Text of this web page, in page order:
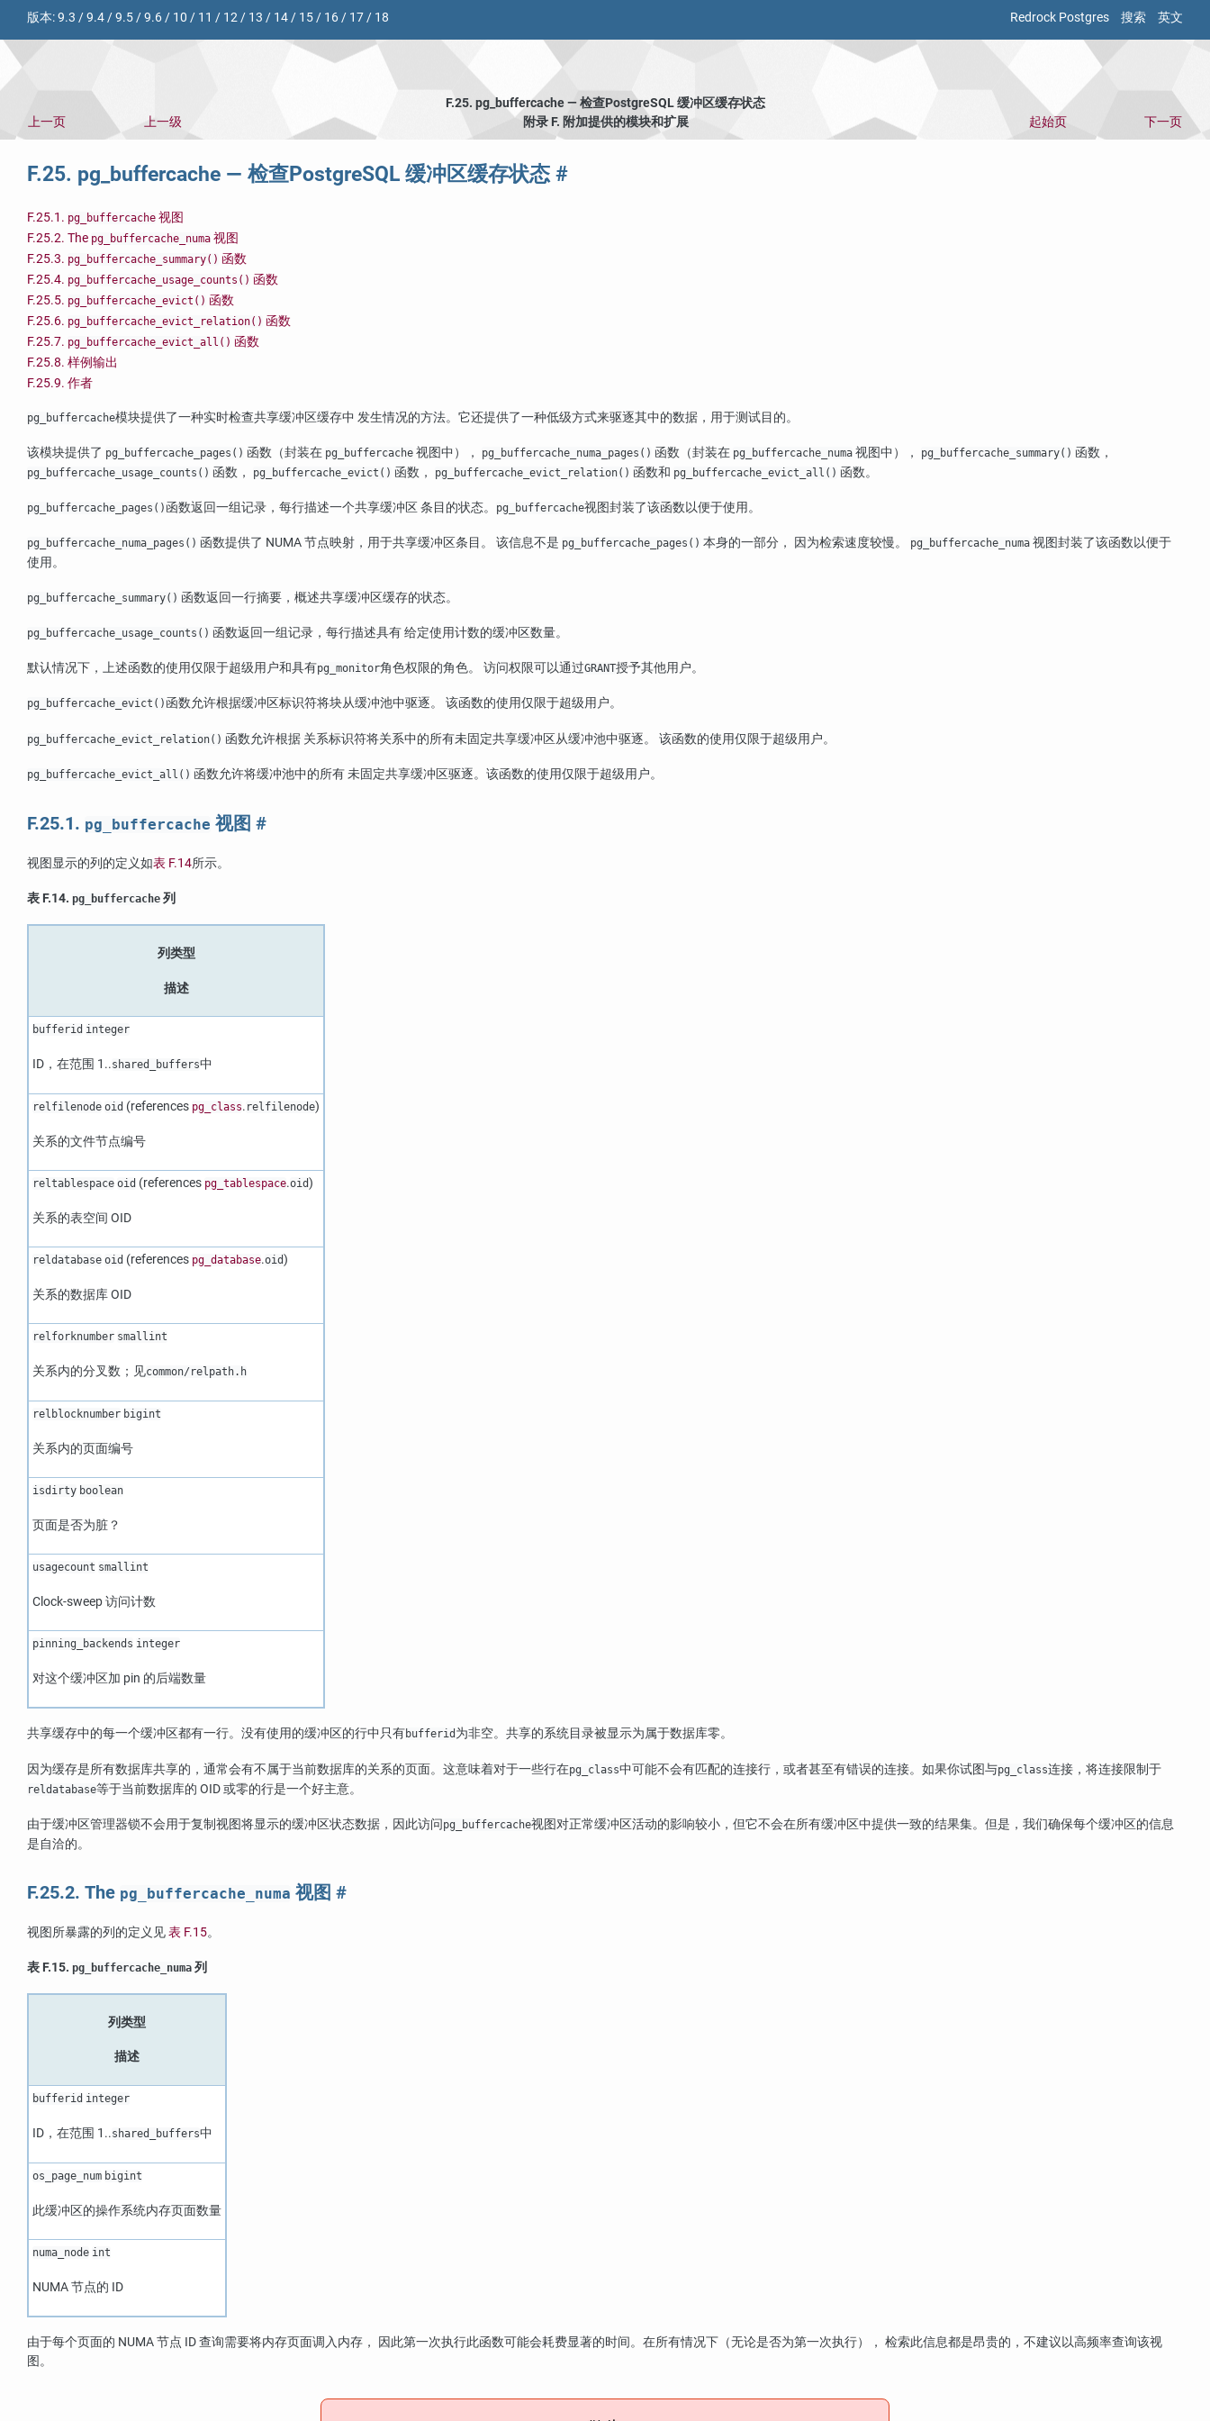
Redrock Postgres 搜索 英文
版本:9.3 /9.4/9.5/9.6/ 10 / 11 / 12/ 13 / 14/ 15/ 16/ 17/ 18
F.25. pg_buffercache — 检查PostgreSQL缓冲区缓存状态
上一页
上一级 附录 F. 附加提供的模块和扩展 起始页 下一页
F.25. pg_buffercache — 检查PostgreSQL 缓冲区缓存状态 #
F.25.1. pg_buffercache 视图
F.25.2. The pg_buffercache_numa 视图
F.25.3. pg_buffercache_summary() 函数
F.25.4. pg_buffercache_usage_counts() 函数
F.25.5. pg_buffercache_evict() 函数
F.25.6. pg_buffercache_evict_relation() 函数
F.25.7. pg_buffercache_evict_all() 函数
F.25.8. 样例输出
F.25.9. 作者
pg_buffercache模块提供了一种实时检查共享缓冲区缓存中 发生情况的方法。它还提供了一种低级方式来驱逐其中的数据，用于测试目的。
该模块提供了 pg_buffercache_pages() 函数（封装在 pg_buffercache 视图中）， pg_buffercache_numa_pages() 函数（封装在 pg_buffercache_numa 视图中）， pg_buffercache_summary() 函数，
pg_buffercache_usage_counts() 函数， pg_buffercache_evict() 函数， pg_buffercache_evict_relation() 函数和 pg_buffercache_evict_all() 函数。
pg_buffercache_pages() 函数返回一组记录，每行描述一个共享缓冲区 条目的状态。 pg_buffercache视图封装了该函数以便于使用。
pg_buffercache_numa_pages() 函数提供了 NUMA节点映射，用于共享缓冲区条目。 该信息不是 pg_buffercache_pages() 本身的一部分， 因为检索速度较慢。 pg_buffercache_numa 视图封装了该函数以便于
使用。
pg_buffercache_summary() 函数返回一行摘要，概述共享缓冲区缓存的状态。
pg_buffercache_usage_counts() 函数返回一组记录，每行描述具有 给定使用计数的缓冲区数量。
默认情况下，上述函数的使用仅限于超级用户和具有pg_monitor角色权限的角色。 访问权限可以通过GRANT授予其他用户。
pg_buffercache_evict() 函数允许根据缓冲区标识符将块从缓冲池中驱逐。 该函数的使用仅限于超级用户。
pg_buffercache_evict_relation() 函数允许根据 关系标识符将关系中的所有未固定共享缓冲区从缓冲池中驱逐。 该函数的使用仅限于超级用户。
pg_buffercache_evict_all() 函数允许将缓冲池中的所有 未固定共享缓冲区驱逐。该函数的使用仅限于超级用户。
F.25.1. pg_buffercache 视图 #
视图显示的列的定义如表 F.14所示。
表 F.14. pg_buffercache 列
列类型
描述
bufferid integer
ID，在范围 1..shared_buffers中
relfilenode oid(references pg_class. relfilenode)
关系的文件节点编号
reltablespace oid(references pg_tablespace.oid)
关系的表空间 OID
reldatabase oid(references pg_database.oid)
关系的数据库 OID
relforknumber smallint
关系内的分叉数；见common/relpath.h
relblocknumber bigint
关系内的页面编号
isdirty boolean
页面是否为脏？
usagecount smallint
Clock-sweep 访问计数
pinning_backends integer
对这个缓冲区加 pin 的后端数量
共享缓存中的每一个缓冲区都有一行。没有使用的缓冲区的行中只有bufferid 为非空。共享的系统目录被显示为属于数据库零。
因为缓存是所有数据库共享的，通常会有不属于当前数据库的关系的页面。这意味着对于一些行在pg_class中可能不会有匹配的连接行，或者甚至有错误的连接。如果你试图与pg_class连接，将连接限制于
reldatabase等于当前数据库的 OID 或零的行是一个好主意。
由于缓冲区管理器锁不会用于复制视图将显示的缓冲区状态数据，因此访问pg_buffercache视图对正常缓冲区活动的影响较小，但它不会在所有缓冲区中提供一致的结果集。但是，我们确保每个缓冲区的信息
是自洽的。
F.25.2. The pg_buffercache_numa 视图 #
视图所暴露的列的定义见表 F.15。
表 F.15. pg_buffercache_numa 列
列类型
描述
bufferid integer
ID，在范围 1..shared_buffers中
os_page_num bigint
此缓冲区的操作系统内存页面数量
numa_node int
NUMA节点的 ID
由于每个页面的 NUMA节点 ID 查询需要将内存页面调入内存， 因此第一次执行此函数可能会耗费显著的时间。在所有情况下（无论是否为第一次执行）， 检索此信息都是昂贵的，不建议以高频率查询该视
图。